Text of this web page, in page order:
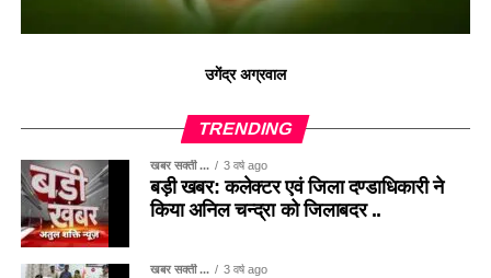
उगेंद्र अग्रवाल
TRENDING
खबर सक्ती ... 3 वर्ष ago
बड़ी खबर: कलेक्टर एवं जिला दण्डाधिकारी ने
किया अनिल चन्द्रा को जिलाबदर ..
खबर सक्ती ... 3 वर्ष ago